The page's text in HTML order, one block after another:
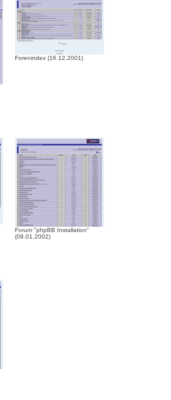
Forenindex (16.12.2001)
Forum "phpBB Installation"
(08.01.2002)